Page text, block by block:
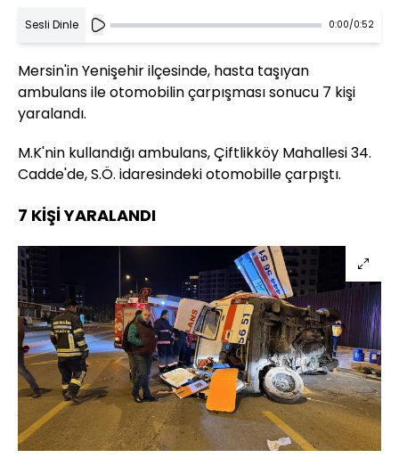
Sesli Dinle 0:00/0:52
Mersin'in Yenişehir ilçesinde, hasta taşıyan
ambulans ile otomobilin çarpışması sonucu 7 kişi
yaralandı.
M.K'nin kullandığı ambulans, Çiftlikköy Mahallesi 34.
Cadde'de, S.Ö. idaresindeki otomobille çarpıştı.
7 KİŞİ YARALANDI